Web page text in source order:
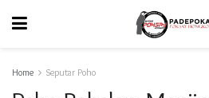
Home Seputar Poho